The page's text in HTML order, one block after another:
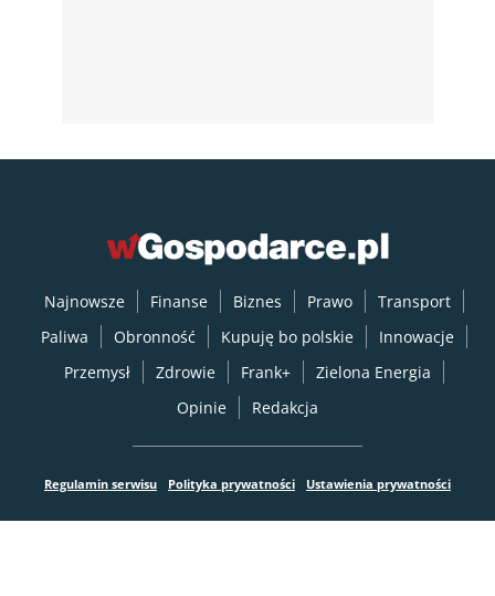
Najnowsze Finanse Biznes Prawo
Transport
Paliwa
Obronność Kupuję bo polskie
Innowacje
Przemysł
Zdrowie Frank+
Zielona Energia
Opinie
Redakcja
Regulamin serwisu Polityka prywatności Ustawienia prywatności